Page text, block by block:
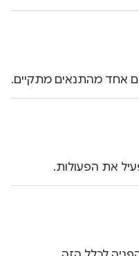
אחד מהתנאים מתקיים.
את הפעולות.